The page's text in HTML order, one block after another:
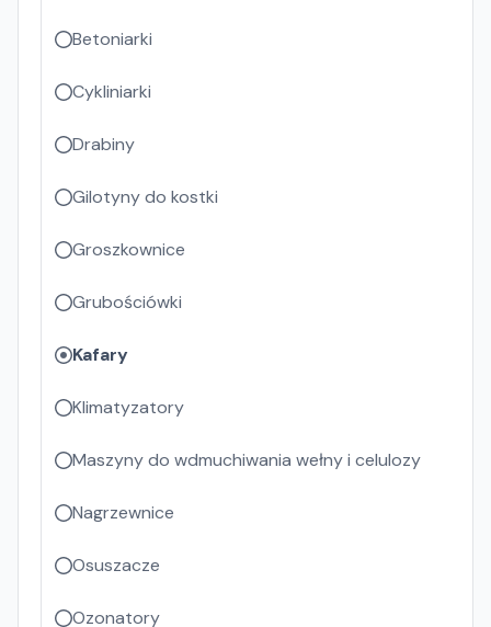
Betoniarki
Cykliniarki
Drabiny
Gilotyny do kostki
Groszkownice
Grubościówki
Kafary
Klimatyzatory
Maszyny do wdmuchiwania wełny i celulozy
Nagrzewnice
Osuszacze
Ozonatory